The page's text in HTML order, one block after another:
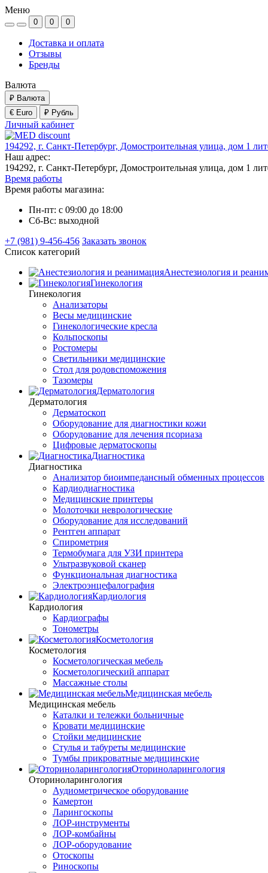
Меню
0 0 0
Доставка и оплата
Отзывы
Бренды
Валюта
₽ Валюта
€ Euro
₽ Рубль
Личный кабинет
194292, г. Санкт-Петербург, Домостроительная улица, дом 1
Наш адрес:
194292, г. Санкт-Петербург, Домостроительная улица, дом 1
Время работы
Время работы магазина:
Пн-пт: с 09:00 до 18:00
Сб-Вс: выходной
+7 (981) 9-456-456 Заказать звонок
Список категорий
Анестезиология и
Гинекология
Гинекология
Анализаторы
Весы медицинские
Гинекологические кресла
Кольпоскопы
Ростомеры
Светильники медицинские
Стол для родовспоможения
Тазомеры
Дерматология
Дерматология
Дерматоскоп
Оборудование для диагностики кожи
Оборудование для лечения псориаза
Цифровые дерматоскопы
Диагностика
Диагностика
Анализатор биоимпедансный обменных процессов
Кардиодиагностика
Медицинские принтеры
Молоточки неврологические
Оборудование для исследований
Рентген аппарат
Спирометрия
Термобумага для УЗИ принтера
Ультразвуковой сканер
Функциональная диагностика
Электроэнцефалография
Кардиология
Кардиология
Кардиографы
Тонометры
Косметология
Косметология
Косметологическая мебель
Косметологический аппарат
Массажные столы
Медицинская мебель
Медицинская мебель
Каталки и тележки больничные
Кровати медицинские
Стойки медицинские
Стулья и табуреты медицинские
Тумбы прикроватные медицинские
Оториноларингология
Оториноларингология
Аудиометрическое оборудование
Камертон
Ларингоскопы
ЛОР-инструменты
ЛОР-комбайны
ЛОР-оборудование
Отоскопы
Риноскопы